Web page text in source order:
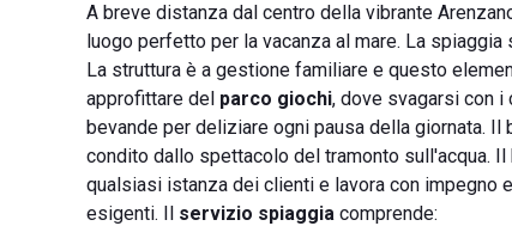
A breve distanza dal centro della vibrante
luogo perfetto per la vacanza al mare. La
La struttura è a gestione familiare e questo
approfittare del parco giochi, dove svagarsi con i
bevande per deliziare ogni pausa della giornata.
condito dallo spettacolo del tramonto sull'acqua.
qualsiasi istanza dei clienti e lavora con impegno
esigenti. Il servizio spiaggia comprende: